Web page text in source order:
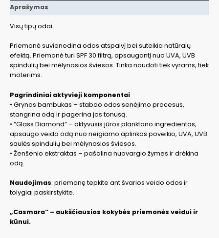
Aprašymas
Visų tipų odai.
Priemonė suvienodina odos atspalvį bei suteikia natūralų
efektą. Priemonė turi SPF 30 filtrą, apsaugantį nuo UVA, UVB
spindulių bei mėlynosios šviesos. Tinka naudoti tiek vyrams, tiek
moterims.
Pagrindiniai aktyvieji komponentai
• Grynas bambukas – stabdo odos senėjimo procesus,
stangrina odą ir pagerina jos tonusą.
• “Glass Diamond“ – aktyvusis jūros planktono ingredientas,
apsaugo veido odą nuo neigiamo aplinkos poveikio, UVA, UVB
saulės spindulių bei mėlynosios šviesos.
• Ženšenio ekstraktas – pašalina nuovargio žymes ir drėkina
odą.
Naudojimas: priemonę tepkite ant švarios veido odos ir
tolygiai paskirstykite.
„Casmara“ – aukščiausios kokybės priemonės veidui ir
kūnui.